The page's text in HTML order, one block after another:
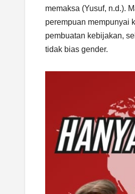
memaksa (Yusuf, n.d.).
perempuan mempunyai
pembuatan kebijakan,
tidak bias gender.